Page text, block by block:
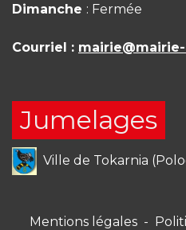
Dimanche : Fermée
Courriel :
Jumelages
Ville de Tokarnia
Mentions légales -